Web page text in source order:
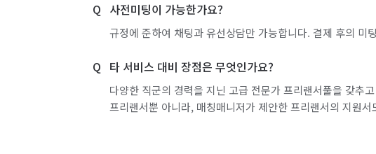
사전미팅이 가능한가요?
규정에 준하여 채팅과 유선상담만 가능합니다. 결제 후의 미
타 서비스 대비 장점은 무엇인가요?
다양한 직군의 경력을 지닌 고급 전문가 프리랜서풀을 갖추
프리랜서뿐 아니라, 매칭매니저가 제안한 프리랜서의 지원